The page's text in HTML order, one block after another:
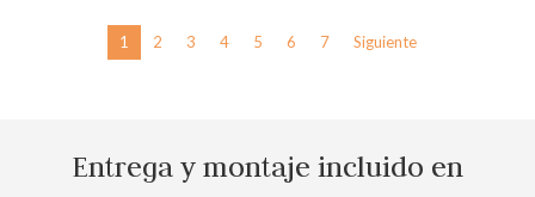
1 2 3 4 5 6 7 Siguiente
Entrega y montaje incluido en